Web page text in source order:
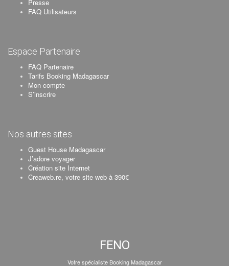
Presse
FAQ Utilisateurs
Espace Partenaire
FAQ Partenaire
Tarifs Booking Madagascar
Mon compte
S’inscrire
Nos autres sites
Guest House Madagascar
J’adore voyager
Création site Internet
Creaweb.re, votre site web à 390€
FENO
Votre spécialiste Booking Madagascar